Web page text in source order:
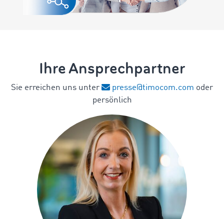
Ihre Ansprechpartner
Sie erreichen uns unter presse@timocom.com oder
persönlich